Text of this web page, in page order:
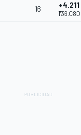
16 +4.211
1'36.080